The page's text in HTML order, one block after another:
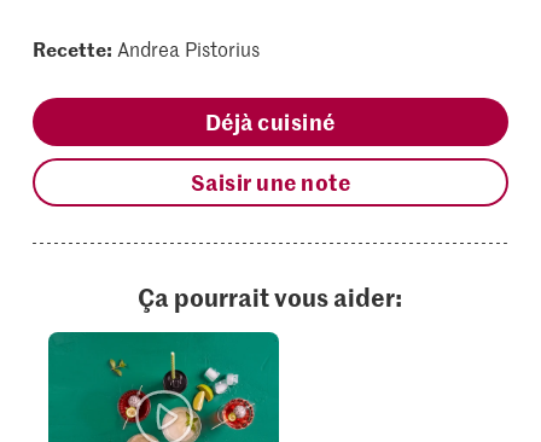
Recette: Andrea Pistorius
Déjà cuisiné
Saisir une note
Ça pourrait vous aider: